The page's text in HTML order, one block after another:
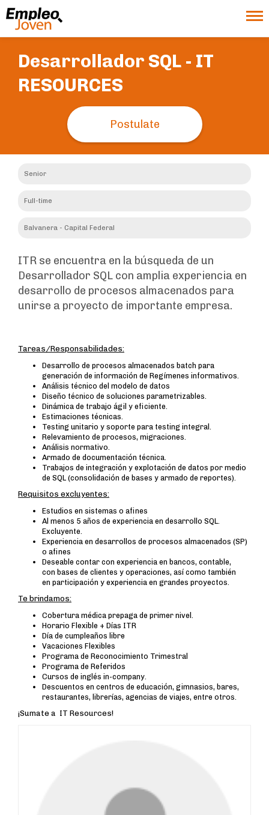
Desarrollador SQL - IT
RESOURCES
Postulate
Senior
Full-time
Balvanera - Capital Federal
ITR se encuentra en la búsqueda de un
Desarrollador SQL con amplia experiencia en
desarrollo de procesos almacenados para
unirse a proyecto de importante empresa.
Tareas/Responsabilidades:
Desarrollo de procesos almacenados batch para
generación de información de Regímenes informativos.
Análisis técnico del modelo de datos
Diseño técnico de soluciones parametrizables.
Dinámica de trabajo ágil y eficiente.
Estimaciones técnicas.
Testing unitario y soporte para testing integral.
Relevamiento de procesos, migraciones.
Análisis normativo.
Armado de documentación técnica.
Trabajos de integración y explotación de datos por medio
de SQL (consolidación de bases y armado de reportes).
Requisitos excluyentes:
Estudios en sistemas o afines
Al menos 5 años de experiencia en desarrollo SQL.
Excluyente.
Experiencia en desarrollos de procesos almacenados (SP)
o afines
Deseable contar con experiencia en bancos, contable,
con bases de clientes y operaciones, así como también
en participación y experiencia en grandes proyectos.
Te brindamos:
Cobertura médica prepaga de primer nivel.
Horario Flexible + Días ITR
Día de cumpleaños libre
Vacaciones Flexibles
Programa de Reconocimiento Trimestral
Programa de Referidos
Cursos de inglés in-company.
Descuentos en centros de educación, gimnasios, bares,
restaurantes, librerías, agencias de viajes, entre otros.
¡Sumate a IT Resources!